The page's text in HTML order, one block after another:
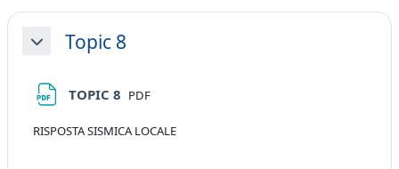
MinimizzaTopic 8
TOPIC 8 File
PDF
RISPOSTA SISMICA LOCALE